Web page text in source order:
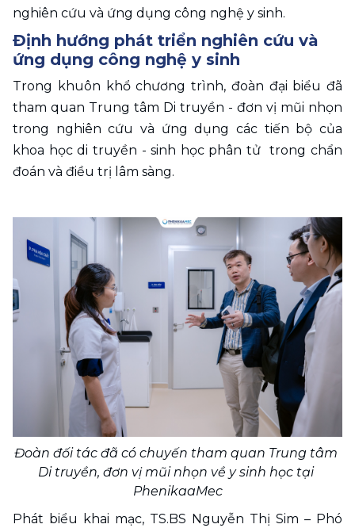
nghiên cứu và ứng dụng công nghệ y sinh.
Định hướng phát triển nghiên cứu và
ứng dụng công nghệ y sinh
Trong khuôn khổ chương trình, đoàn đại biểu đã
tham quan Trung tâm Di truyền - đơn vị mũi nhọn
trong nghiên cứu và ứng dụng các tiến bộ của
khoa học di truyền - sinh học phân tử  trong chẩn
đoán và điều trị lâm sàng.
Đoàn đối tác đã có chuyến tham quan Trung tâm
Di truyền, đơn vị mũi nhọn về y sinh học tại
PhenikaaMec
Phát biểu khai mạc, TS.BS Nguyễn Thị Sim – Phó